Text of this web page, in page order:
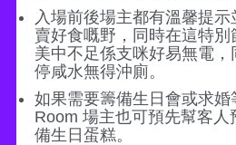
入場前後場主都有溫馨提
賣好食嘅野，同時在這特
美中不足係支咪好易無電
停咸水無得沖廁。
如果需要籌備生日會或求
Room 場主也可預先幫客人
備生日蛋糕。